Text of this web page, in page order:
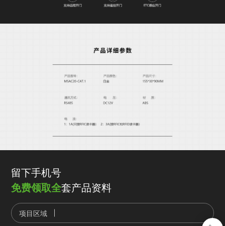
留下手机号
免费领取全套产品资料
项目区域